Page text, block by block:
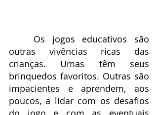
outras vivências ricas das
crianças. Umas têm seus
brinquedos favoritos. Outras são
impacientes e aprendem, aos
poucos, a lidar com os desafios